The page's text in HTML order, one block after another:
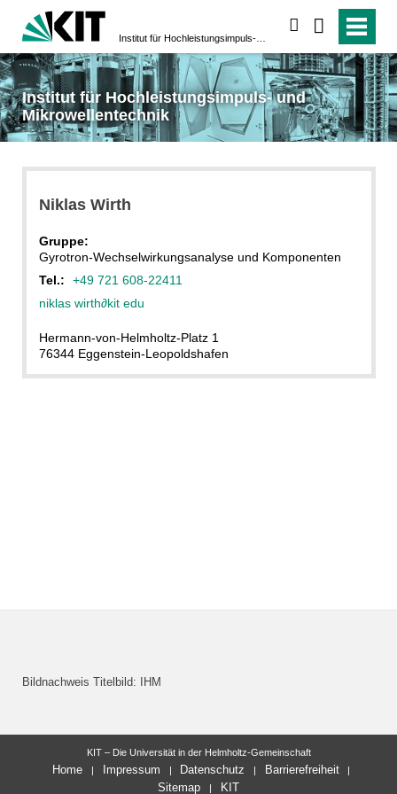
Institut für Hochleistungsimpuls- und
Mikrowellentechnik
Niklas Wirth
Gruppe:
Gyrotron-Wechselwirkungsanalyse und Komponenten
Tel.:
+49 721 608-22411
niklas wirth∂kit edu
Hermann-von-Helmholtz-Platz 1
76344 Eggenstein-Leopoldshafen
Bildnachweis Titelbild: IHM
KIT – Die Universität in der Helmholtz-Gemeinschaft
Home Impressum Datenschutz
Barrierefreiheit
Sitemap
KIT